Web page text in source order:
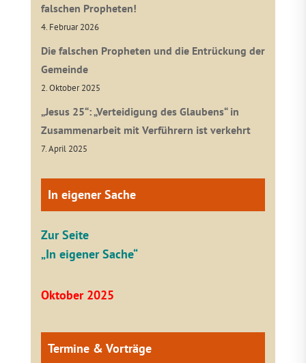
falschen Propheten!
4. Februar 2026
Die falschen Propheten und die Entrückung der
Gemeinde
2. Oktober 2025
„Jesus 25“: „Verteidigung des Glaubens“ in
Zusammenarbeit mit Verführern ist verkehrt
7. April 2025
In eigener Sache
Zur Seite
„In eigener Sache“
Oktober 2025
Termine & Vorträge